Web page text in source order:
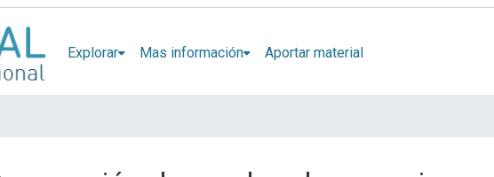
Explorar Mas información Aportar material